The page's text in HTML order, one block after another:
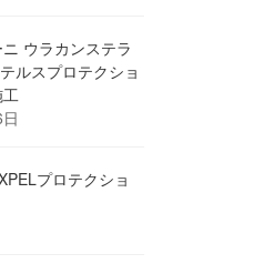
ウラカンステラ
ルスプロテクショ
プロテクショ